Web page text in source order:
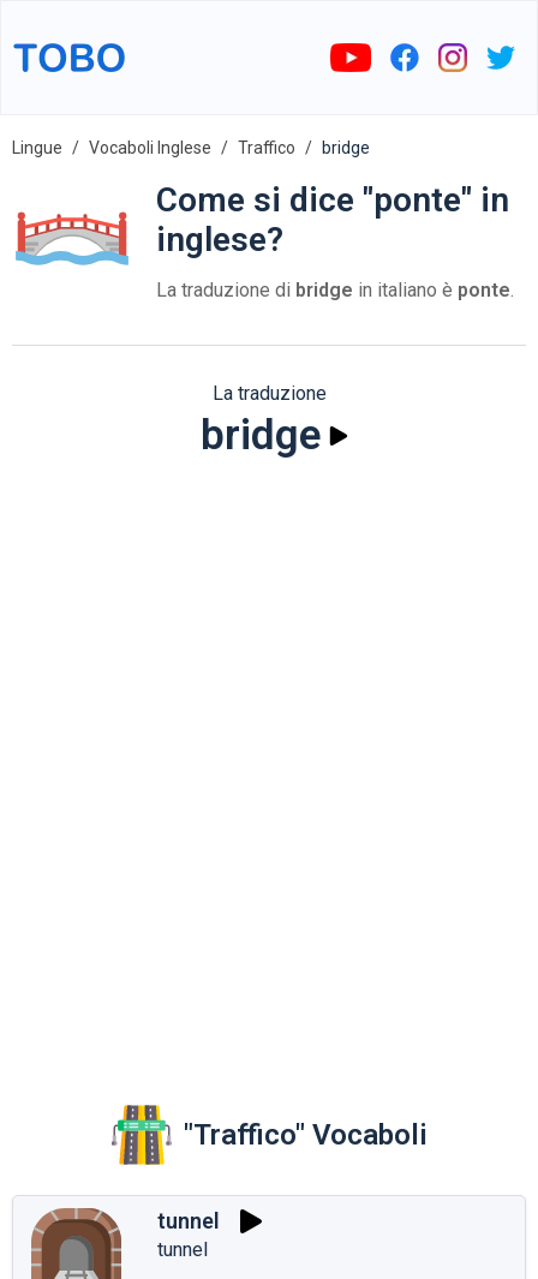
Lingue Vocaboli Inglese Traffico bridge
Come si dice "ponte" in
inglese?
La traduzione di bridge in italiano è ponte.
La traduzione
bridge
"Traffico" Vocaboli
tunnel
tunnel